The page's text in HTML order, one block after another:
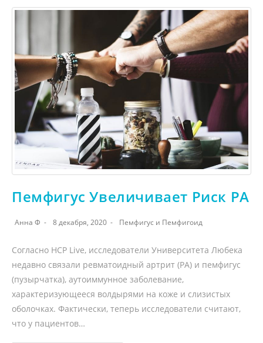
Пемфигус Увеличивает Риск РА
Анна Ф 8 декабря, 2020 Пемфигус и Пемфигоид
Согласно HCP Live, исследователи Университета Любека
недавно связали ревматоидный артрит (РА) и пемфигус
(пузырчатка), аутоиммунное заболевание,
характеризующееся волдырями на коже и слизистых
оболочках. Фактически, теперь исследователи считают,
что у пациентов…